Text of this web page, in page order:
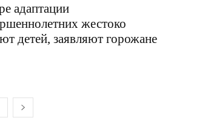
адаптации
жестоко
детей, заявляют горожане